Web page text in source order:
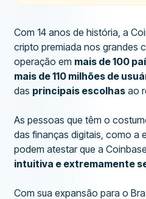
Com 14 anos de história, a
cripto premiada nos grandes
operação em mais de 100
mais de 110 milhões de
das principais escolhas ao
As pessoas que têm o
das finanças digitais, como a
podem atestar que a
intuitiva e extremamente
Com sua expansão para o